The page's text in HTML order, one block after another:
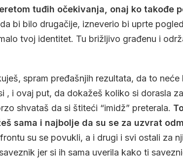
tuđih očekivanja, onaj ko takođe
bi bilo drugačije, izneverio bi uprte
tvoj identitet. Tu brižljivo građenu i
spram pređašnjih rezultata, da to
, i ovaj put, da dokažeš koliko si dorasla
shvataš da si štiteći “imidž” preterala.
sama i najbolje da su se za uzvrat
su se povukli, a i drugi i svi ostali za
jer si ih sama uverila kako ti